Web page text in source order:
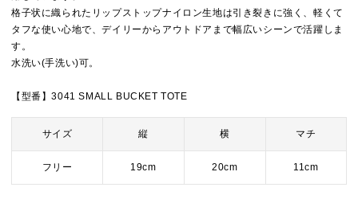
格子状に織られたリップストップナイロン生地は引き裂きに強く、軽くて
タフな使い心地で、デイリーからアウトドアまで幅広いシーンで活躍しま
す。
水洗い(手洗い)可。
【型番】3041 SMALL BUCKET TOTE
サイズ 縦 横 マチ
フリー 19cm 20cm 11cm